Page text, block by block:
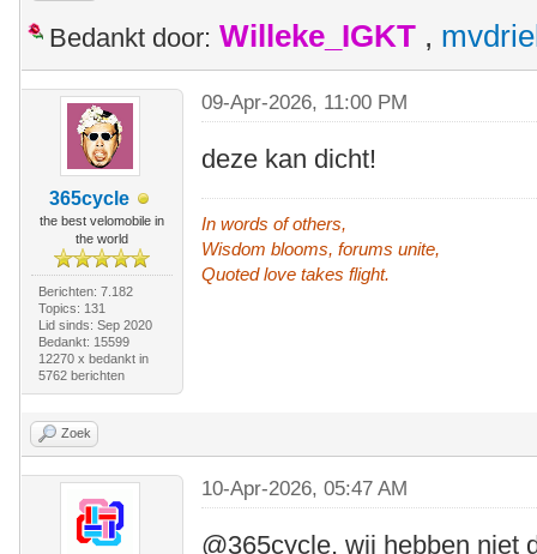
Bedankt door: Willeke_IGKT ,
365cycle
the best velomobile in
the world
Berichten: 7.182
Topics: 131
Lid sinds: Sep 2020
Bedankt: 15599
12270 x bedankt in
5762 berichten
09-Apr-2026, 11:00 PM
deze kan dicht!
In words of others,
Wisdom blooms, forums unite,
Quoted love takes flight.
Zoek
10-Apr-2026, 05:47 AM
@365cycle, wij hebben niet